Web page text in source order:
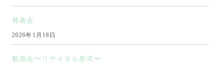
発表会
2026年1月18日
勉強会〜リサイタル形式〜